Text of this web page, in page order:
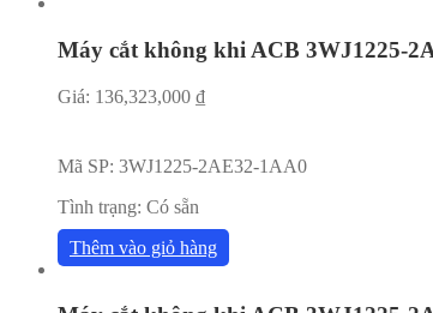
Máy cắt không khi ACB 3WJ1225-
Giá: 136,323,000 ₫
Mã SP: 3WJ1225-2AE32-1AA0
Tình trạng: Có sẵn
Thêm vào giỏ hàng